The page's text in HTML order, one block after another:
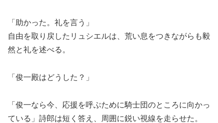
「助かった。礼を言う」
自由を取り戻したリュシエルは、荒い息をつきながらも毅
然と礼を述べる。
「俊一殿はどうした？」
「俊一なら今、応援を呼ぶために騎士団のところに向かっ
ている」詩郎は短く答え、周囲に鋭い視線を走らせた。